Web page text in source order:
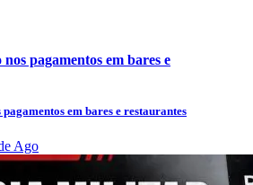
pagamentos em bares e
em bares e restaurantes
Ago